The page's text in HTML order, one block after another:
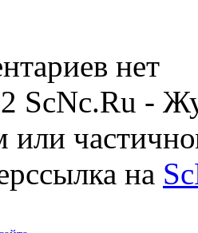
нет
ScNc.Ru -
на